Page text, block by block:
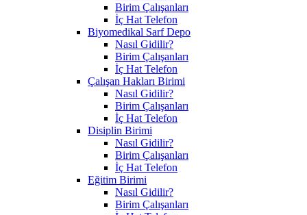
Birim Çalışanları
İç Hat Telefon
Biyomedikal Sarf Depo
Nasıl Gidilir?
Birim Çalışanları
İç Hat Telefon
Çalışan Hakları Birimi
Nasıl Gidilir?
Birim Çalışanları
İç Hat Telefon
Disiplin Birimi
Nasıl Gidilir?
Birim Çalışanları
İç Hat Telefon
Eğitim Birimi
Nasıl Gidilir?
Birim Çalışanları